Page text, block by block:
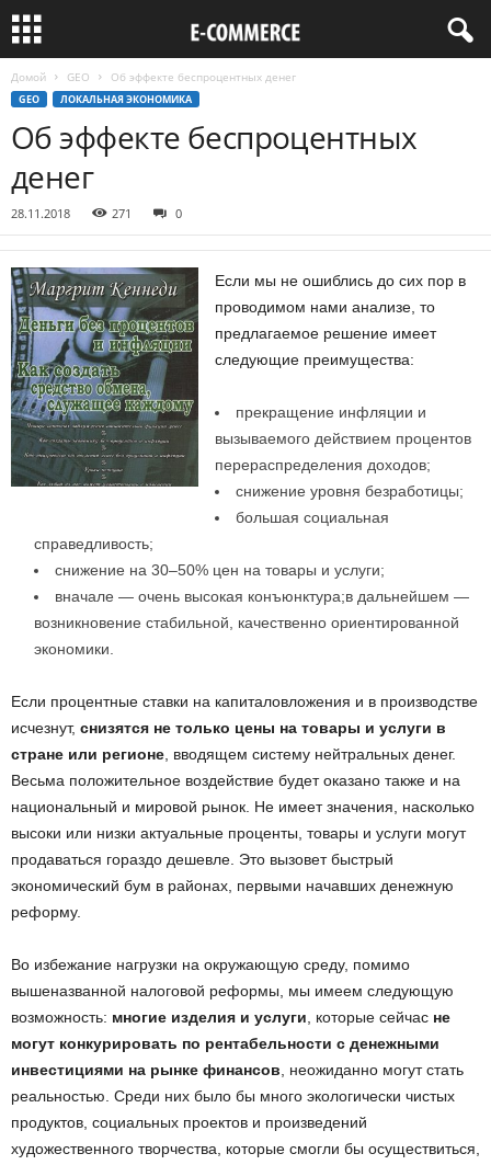
Домой GEO Об эффекте беспроцентных денег
GEO ЛОКАЛЬНАЯ ЭКОНОМИКА
Об эффекте беспроцентных
денег
28.11.2018 271 0
Если мы не ошиблись до сих пор в
проводимом нами анализе, то
предлагаемое решение имеет
следующие преимущества:
прекращение инфляции и
вызываемого действием процентов
перераспределения доходов;
снижение уровня безработицы;
большая социальная
справедливость;
снижение на 30–50% цен на товары и услуги;
вначале — очень высокая конъюнктура;в дальнейшем —
возникновение стабильной, качественно ориентированной
экономики.
Если процентные ставки на капиталовложения и в производстве
исчезнут, снизятся не только цены на товары и услуги в
стране или регионе , вводящем систему нейтральных денег.
Весьма положительное воздействие будет оказано также и на
национальный и мировой рынок. Не имеет значения, насколько
высоки или низки актуальные проценты, товары и услуги могут
продаваться гораздо дешевле. Это вызовет быстрый
экономический бум в районах, первыми начавших денежную
реформу.
Во избежание нагрузки на окружающую среду, помимо
вышеназванной налоговой реформы, мы имеем следующую
возможность: многие изделия и услуги , которые сейчас не
могут конкурировать по рентабельности с денежными
инвестициями на рынке финансов , неожиданно могут стать
реальностью. Среди них было бы много экологически чистых
продуктов, социальных проектов и произведений
художественного творчества, которые смогли бы осуществиться,